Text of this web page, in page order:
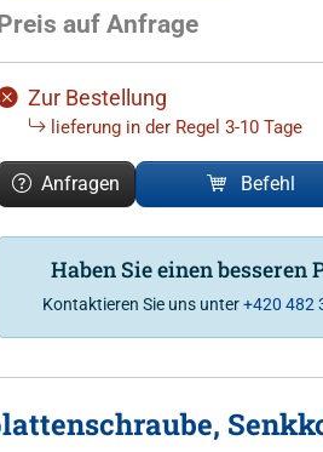
auf Anfrage
Zur Bestellung
lieferung in der Regel 3-10 Tage
Anfragen Befehl
Haben Sie einen besseren
Kontaktieren Sie uns unter+420 482